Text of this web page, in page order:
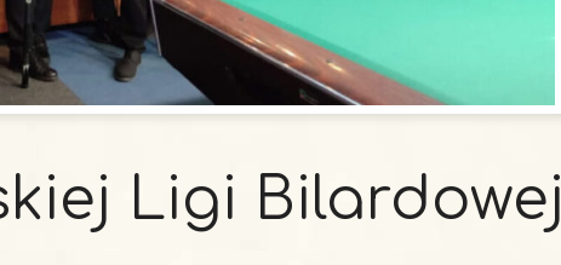
Ligi Bilardowej